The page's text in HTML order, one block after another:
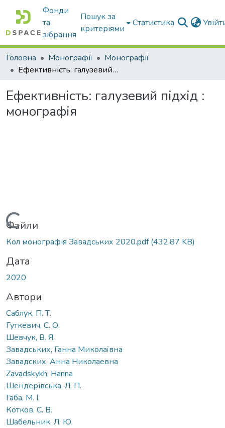
Фонди
та
зібрання
Пошук за
критеріями
Статистика
Головна Монографії
Монографії
Ефективність: галузевий підхід : монографія
Ефективність: галузевий підхід :
монографія
Вантажиться...
Файли
Кол монографія Завадських 2020.pdf(432.87 KB)
Дата
2020
Автори
Саблук, П. Т.
Гуткевич, С. О.
Шевчук, В. Я.
Завадських, Ганна Миколаївна
Завадских, Анна Николаевна
Zavadskykh, Hanna
Шендерівська, Л. П.
Габа, М. І.
Котков, С. В.
Шабельник, Л. Ю.